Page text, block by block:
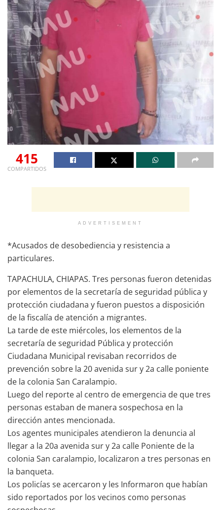
415
COMPARTIDOS
ADVERTISEMENT
*Acusados de desobediencia y resistencia a
particulares.
TAPACHULA, CHIAPAS. Tres personas fueron detenidas
por elementos de la secretaría de seguridad pública y
protección ciudadana y fueron puestos a disposición
de la fiscalía de atención a migrantes.
La tarde de este miércoles, los elementos de la
secretaría de seguridad Pública y protección
Ciudadana Municipal revisaban recorridos de
prevención sobre la 20 avenida sur y 2a calle poniente
de la colonia San Caralampio.
Luego del reporte al centro de emergencia de que tres
personas estaban de manera sospechosa en la
dirección antes mencionada.
Los agentes municipales atendieron la denuncia al
llegar a la 20a avenida sur y 2a calle Poniente de la
colonia San caralampio, localizaron a tres personas en
la banqueta.
Los policías se acercaron y les Informaron que habían
sido reportados por los vecinos como personas